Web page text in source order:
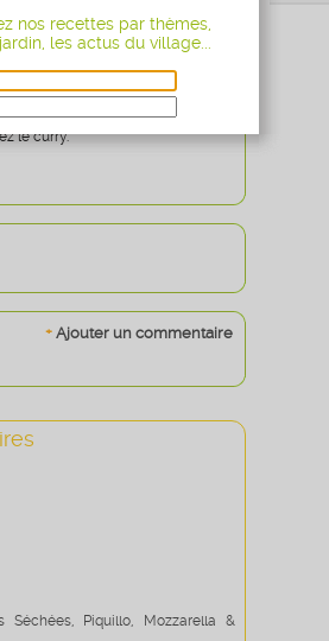
les rondelles d'oignons.
le curry.
+ Ajouter un commentaire
Séchées, Piquillo, Mozzarella &
nos recettes par thèmes,
les actus du village...
* obligatoire